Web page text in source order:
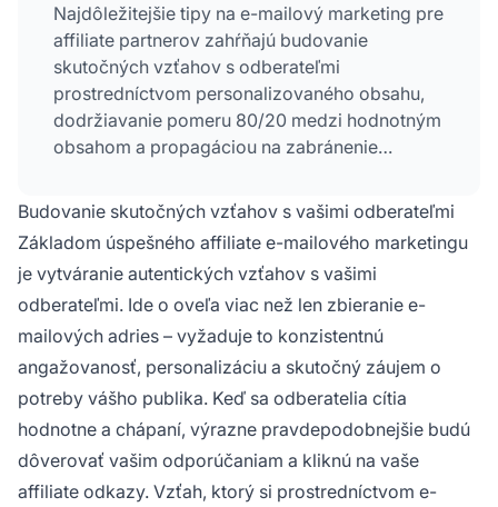
Najdôležitejšie tipy na e-mailový marketing pre
affiliate partnerov zahŕňajú budovanie
skutočných vzťahov s odberateľmi
prostredníctvom personalizovaného obsahu,
dodržiavanie pomeru 80/20 medzi hodnotným
obsahom a propagáciou na zabránenie
pre cielené správy, ponúkanie hodnotných lead
magnetov na rozšírenie publika, pravidelné
zasielanie kvalitného obsahu a používanie
optimalizačných nástrojov na zlepšenie textov
a doručiteľnosti. Tieto stratégie spolu budujú
dôveru, zvyšujú angažovanosť a prinášajú
vyššie affiliate konverzie pri zachovaní lojality
odberateľov.
Budovanie skutočných vzťahov s vašimi odberateľmi
Základom úspešného affiliate e-mailového marketingu
je vytváranie autentických vzťahov s vašimi
odberateľmi. Ide o oveľa viac než len zbieranie e-
mailových adries – vyžaduje to konzistentnú
angažovanosť, personalizáciu a skutočný záujem o
potreby vášho publika. Keď sa odberatelia cítia
hodnotne a chápaní, výrazne pravdepodobnejšie budú
dôverovať vašim odporúčaniam a kliknú na vaše
affiliate odkazy. Vzťah, ktorý si prostredníctvom e-